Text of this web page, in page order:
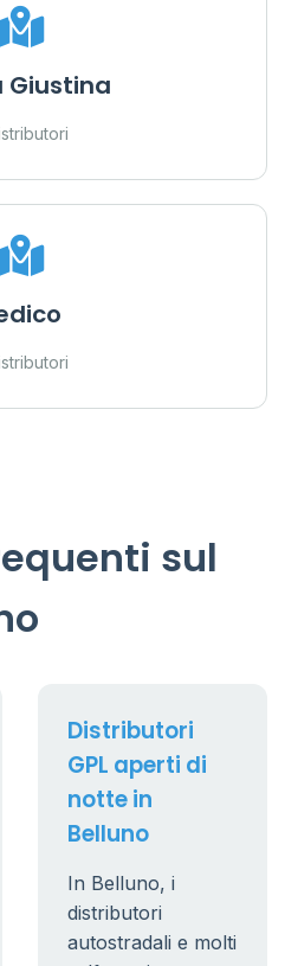
Giustina
sul
Distributori
GPL aperti di
notte in
Belluno
In Belluno, i
distributori
autostradali e molti